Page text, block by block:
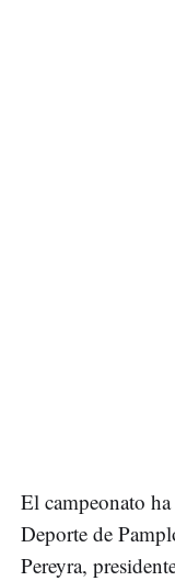
El campeonato
Deporte de
Pereyra,